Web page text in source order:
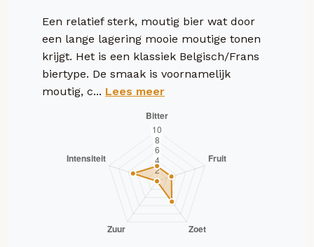
Een relatief sterk, moutig bier wat door
een lange lagering mooie moutige tonen
krijgt. Het is een klassiek Belgisch/Frans
biertype. De smaak is voornamelijk
moutig, c... Lees meer